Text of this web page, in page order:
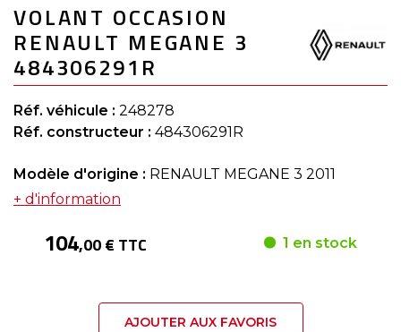
to
the
beginning
of
the
images
gallery
VOLANT OCCASION
RENAULT MEGANE 3
484306291R
Réf. véhicule : 248278
Réf. constructeur : 484306291R
Modèle d'origine : RENAULT MEGANE 3 2011
+ d'information
104,00 € TTC 1 en stock
AJOUTER AUX FAVORIS